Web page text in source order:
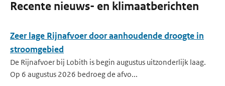
Recente nieuws- en klimaatberichten
Zeer lage Rijnafvoer door aanhoudende droogte in
stroomgebied
De Rijnafvoer bij Lobith is begin augustus uitzonderlijk laag.
Op 6 augustus 2026 bedroeg de afvo...